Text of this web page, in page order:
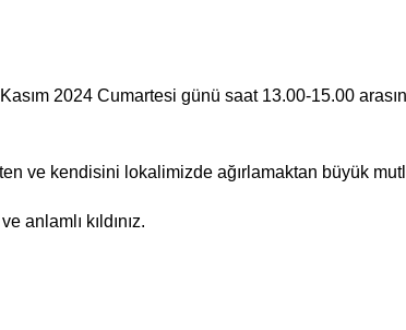
Kasım 2024 Cumartesi günü saat 13.00-15.00
ve kendisini lokalimizde ağırlamaktan büyük
anlamlı kıldınız.